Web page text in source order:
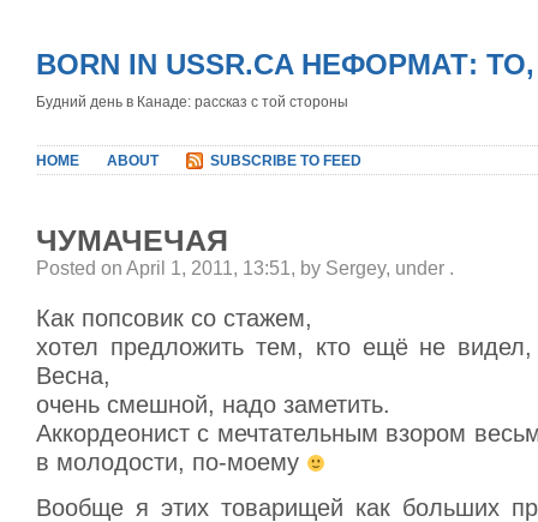
BORN IN USSR.CA НЕФОРМАТ:
Будний день в Канаде: рассказ с той стороны
HOME ABOUT SUBSCRIBE TO FEED
ЧУМАЧЕЧАЯ
Posted on April 1, 2011, 13:51, by Sergey, under .
Как попсовик со стажем,
хотел предложить тем, кто ещё не
Весна,
очень смешной, надо заметить.
Аккордеонист с мечтательным взором
в молодости, по-моему
Вообще я этих товарищей как больших